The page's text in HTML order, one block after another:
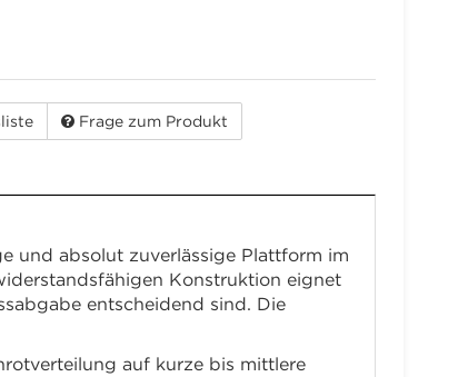
Frage zum Produkt
und absolut zuverlässige Plattform im
Konstruktion eignet
entscheidend sind. Die
auf kurze bis mittlere